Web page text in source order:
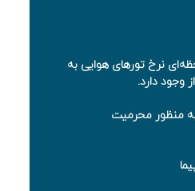
نرخ تورهای هوایی به
وجود دارد.
منظور محرمیت